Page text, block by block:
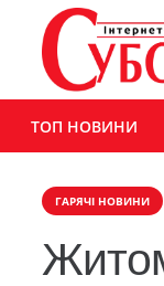
ТОП НОВИНИ
ГАРЯЧІ НОВИНИ